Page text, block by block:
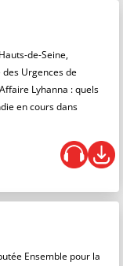
de-Seine,
Urgences de
Lyhanna : quels
en cours dans
Ensemble pour la